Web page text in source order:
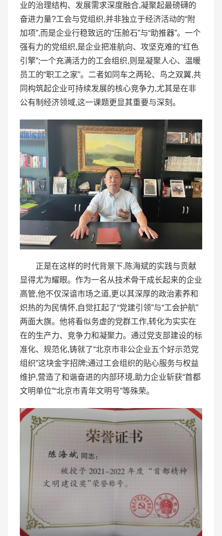
业的治理结构、发展需求深度融合,凝聚起最磅礴的
奋进力量?工会与党组织,并非独立于经济活动的“附
加项”,而是企业行稳致远的“压舱石”与“助推器”。一个
强有力的党组织,是企业把准航向、攻坚克难的“红色
引擎”;一个充满活力的工会组织,则是凝聚人心、温暖
员工的“职工之家”。二者如同车之两轮、鸟之双翼,共
同构筑起企业可持续发展的核心竞争力,尤其是在非
公有制经济领域,这一课题更显其重要与深刻。
正是在这样的时代背景下,陈海斌的实践与贡献
显得尤为耀眼。作为一名从技术骨干成长起来的企业
高管,他不仅深谙市场之道,更以其深厚的政治素养和
炽热的为民情怀,自觉扛起了“党建引领”与“工会护航”
两面大旗。他将看似务虚的党群工作,转化为实实在
在的生产力、竞争力和凝聚力。通过党支部建设的标
准化、规范化,铸就了“北京市非公企业五个好示范党
组织”这块金字招牌;通过工会组织的贴心服务与权益
维护,营造了和谐奋进的内部环境,助力企业斩获“首都
文明单位”“北京市青年文明号”等殊荣。